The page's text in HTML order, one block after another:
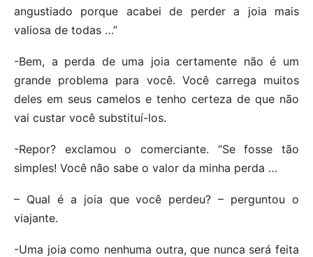
angustiado porque acabei de perder a joia mais
valiosa de todas …”
-Bem, a perda de uma joia certamente não é um
grande problema para você. Você carrega muitos
deles em seus camelos e tenho certeza de que não
vai custar você substituí-los.
-Repor? exclamou o comerciante. “Se fosse tão
simples! Você não sabe o valor da minha perda …
– Qual é a joia que você perdeu? – perguntou o
viajante.
-Uma joia como nenhuma outra, que nunca será feita